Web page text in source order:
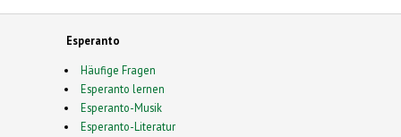
Esperanto
Häufige Fragen
Esperanto lernen
Esperanto-Musik
Esperanto-Literatur